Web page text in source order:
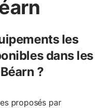
les
dans les
?
proposés par